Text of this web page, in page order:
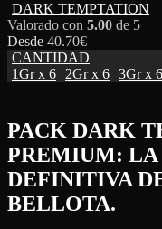
DARK TEMPTATION
Valorado con 5.00 de 5
Desde 40.70€
CANTIDAD
1Gr x 6
2Gr x 6 3Gr x 6
PACK DARK
PREMIUM:
DEFINITIVA
BELLOTA.